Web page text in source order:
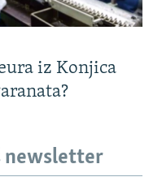
iz Konjica
newsletter